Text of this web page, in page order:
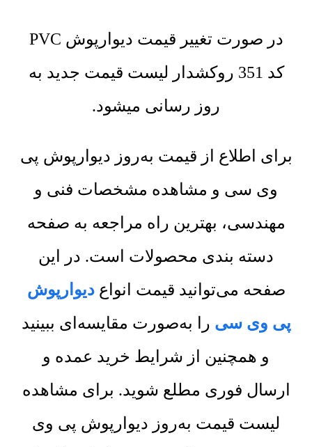
در صورت تغییر قیمت دیوارپوش PVC
کد 351 روکشدار لیست قیمت جدید به
روز رسانی میشود.
برای اطلاع از قیمت به‌روز دیوارپوش پی
وی سی و مشاهده مشخصات فنی و
مهندسی، بهترین راه مراجعه به صفحه
دسته بندی محصولات است. در این
صفحه می‌توانید قیمت انواعدیوارپوش
پی وی سی را به‌صورت مقایسه‌ای ببینید
و همچنین از شرایط خرید عمده و
ارسال فوری مطلع شوید. برای مشاهده
لیست قیمت به‌روز دیوارپوش پی وی